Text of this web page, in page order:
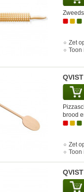
Zet
Toon
brood
Zet
Toon